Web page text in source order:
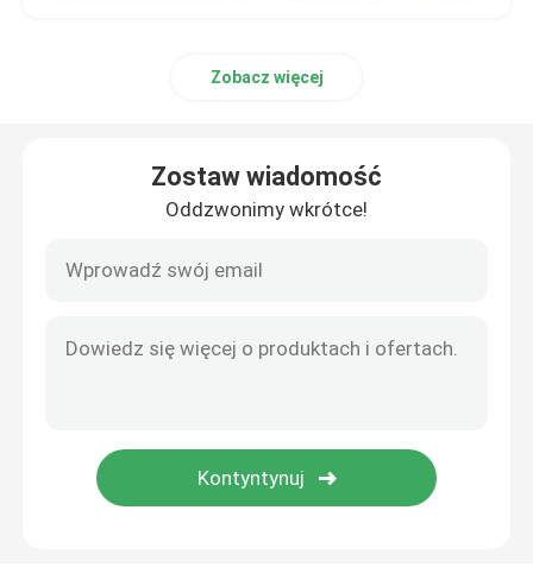
Zobacz więcej
Zostaw wiadomość
Oddzwonimy wkrótce!